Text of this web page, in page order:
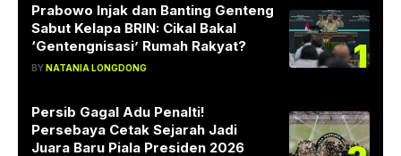
Prabowo Injak dan Banting Genteng
Sabut Kelapa BRIN: Cikal Bakal
‘Gentengnisasi’ Rumah Rakyat?
BYNATANIA LONGDONG 1
Persib Gagal Adu Penalti!
Persebaya Cetak Sejarah Jadi
Juara Baru Piala Presiden 2026